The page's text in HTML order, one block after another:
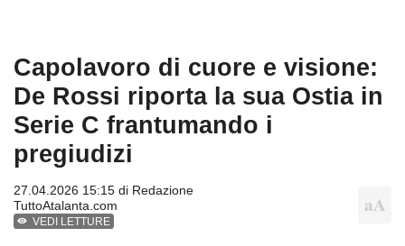
Capolavoro di cuore e visione:
De Rossi riporta la sua Ostia in
Serie C frantumando i
pregiudizi
27.04.2026 15:15 di Redazione
TuttoAtalanta.com
VEDI LETTURE